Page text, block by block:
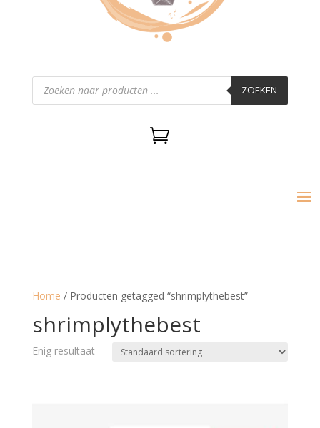
Producten
zoeken ZOEKEN

Home / Producten getagged “shrimplythebest”
shrimplythebest
Enig resultaat